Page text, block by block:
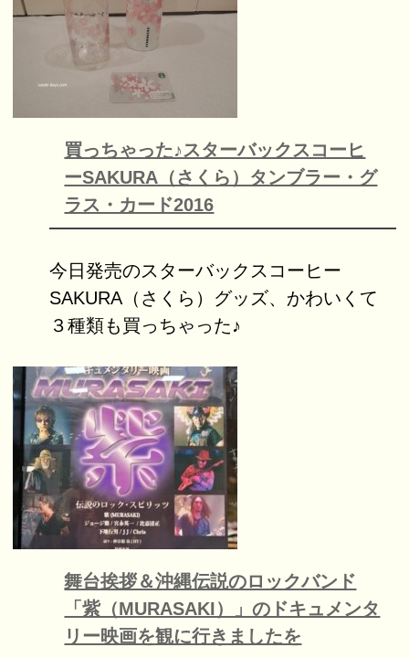
買っちゃった♪スターバックスコーヒ
ーSAKURA（さくら）タンブラー・グ
ラス・カード2016
今日発売のスターバックスコーヒー
SAKURA（さくら）グッズ、かわいくて
３種類も買っちゃった♪
舞台挨拶＆沖縄伝説のロックバンド
「紫（MURASAKI）」のドキュメンタ
リー映画を観に行きましたを